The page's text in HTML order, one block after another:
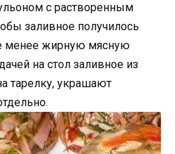
с растворенным
заливное получилось
менее жирную мясную
на стол заливное из
украшают